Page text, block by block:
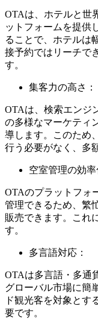
OTAは、ホテルと世
ットフォームを提供
ることで、ホテルは
接予約ではリーチで
す。
集客力の高さ：
OTAは、検索エンジ
の多様なマーケティ
導します。このため
行う必要がなく、多
空室管理の効率
OTAのプラットフォ
管理できるため、繁
販売できます。これ
す。
多言語対応：
OTAは多言語・多通
グローバル市場に簡
ド観光客を対象とす
要です。